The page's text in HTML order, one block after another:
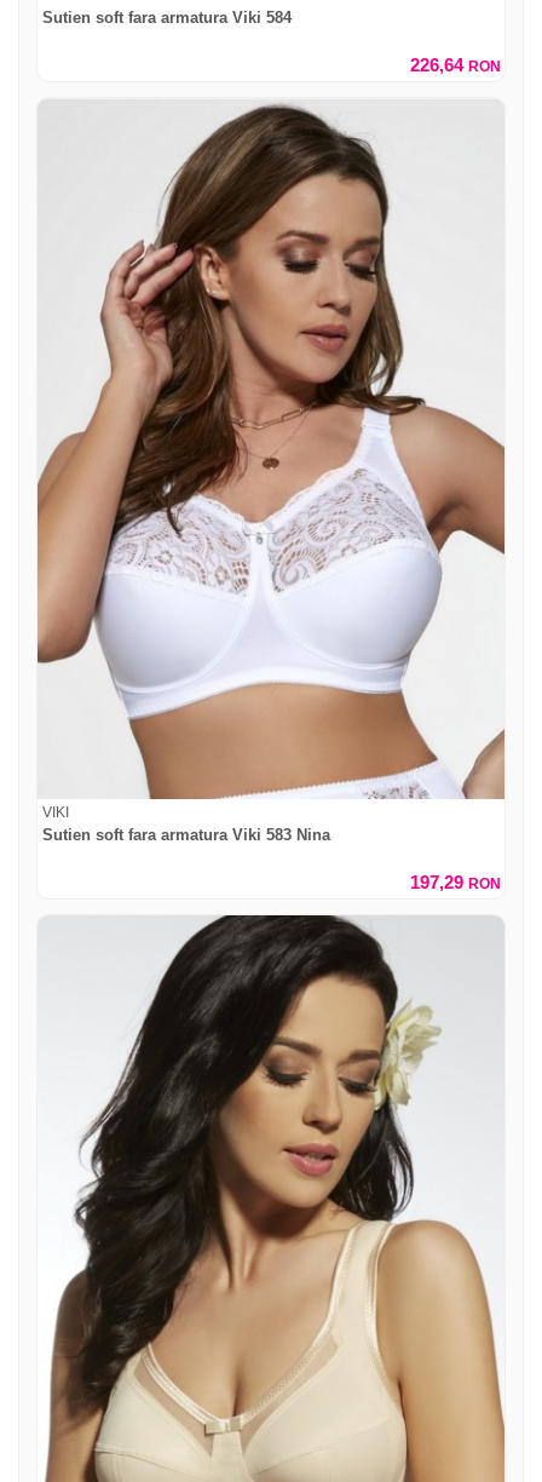
Sutien soft fara armatura Viki 584
226,64 RON
VIKI
Sutien soft fara armatura Viki 583 Nina
197,29 RON